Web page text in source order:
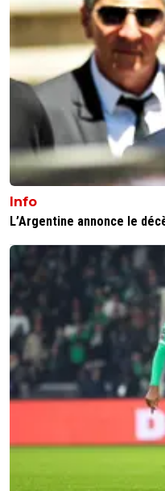
Info
L’Argentine annonce le